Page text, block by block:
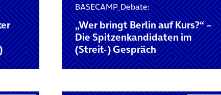
BASECAMP_Debate:
„Wer bringt Berlin auf Kurs?“ –
Die Spitzenkandidaten im
(Streit-) Gespräch